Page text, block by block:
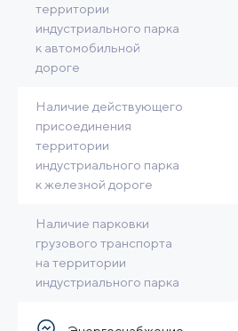
территории
индустриального парка
к автомобильной
дороге
Наличие действующего
присоединения
территории
индустриального парка
к железной дороге
Наличие парковки
грузового транспорта
на территории
индустриального парка